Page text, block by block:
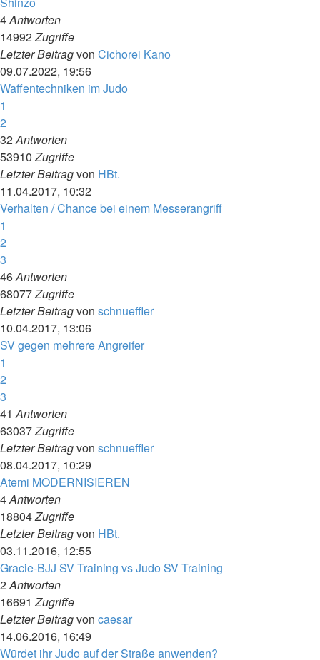
4Antworten
14992Zugriffe
Letzter Beitragvon Cichorei Kano
09.07.2022, 19:56
Waffentechniken im Judo
1
2
32Antworten
53910Zugriffe
Letzter Beitragvon HBt.
11.04.2017, 10:32
Verhalten / Chance bei einem Messerangriff
1
2
3
46Antworten
68077Zugriffe
Letzter Beitragvon schnueffler
10.04.2017, 13:06
SV gegen mehrere Angreifer
1
2
3
41Antworten
63037Zugriffe
Letzter Beitragvon schnueffler
08.04.2017, 10:29
Atemi MODERNISIEREN
4Antworten
18804Zugriffe
Letzter Beitragvon HBt.
03.11.2016, 12:55
Gracie-BJJ SV Training vs Judo SV Training
2Antworten
16691Zugriffe
Letzter Beitragvon caesar
14.06.2016, 16:49
Würdet ihr Judo auf der Straße anwenden?